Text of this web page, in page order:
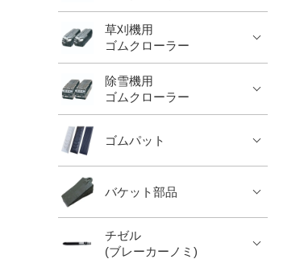
草刈機用
ゴムクローラー
除雪機用
ゴムクローラー
ゴムパット
バケット部品
チゼル
(ブレーカーノミ)